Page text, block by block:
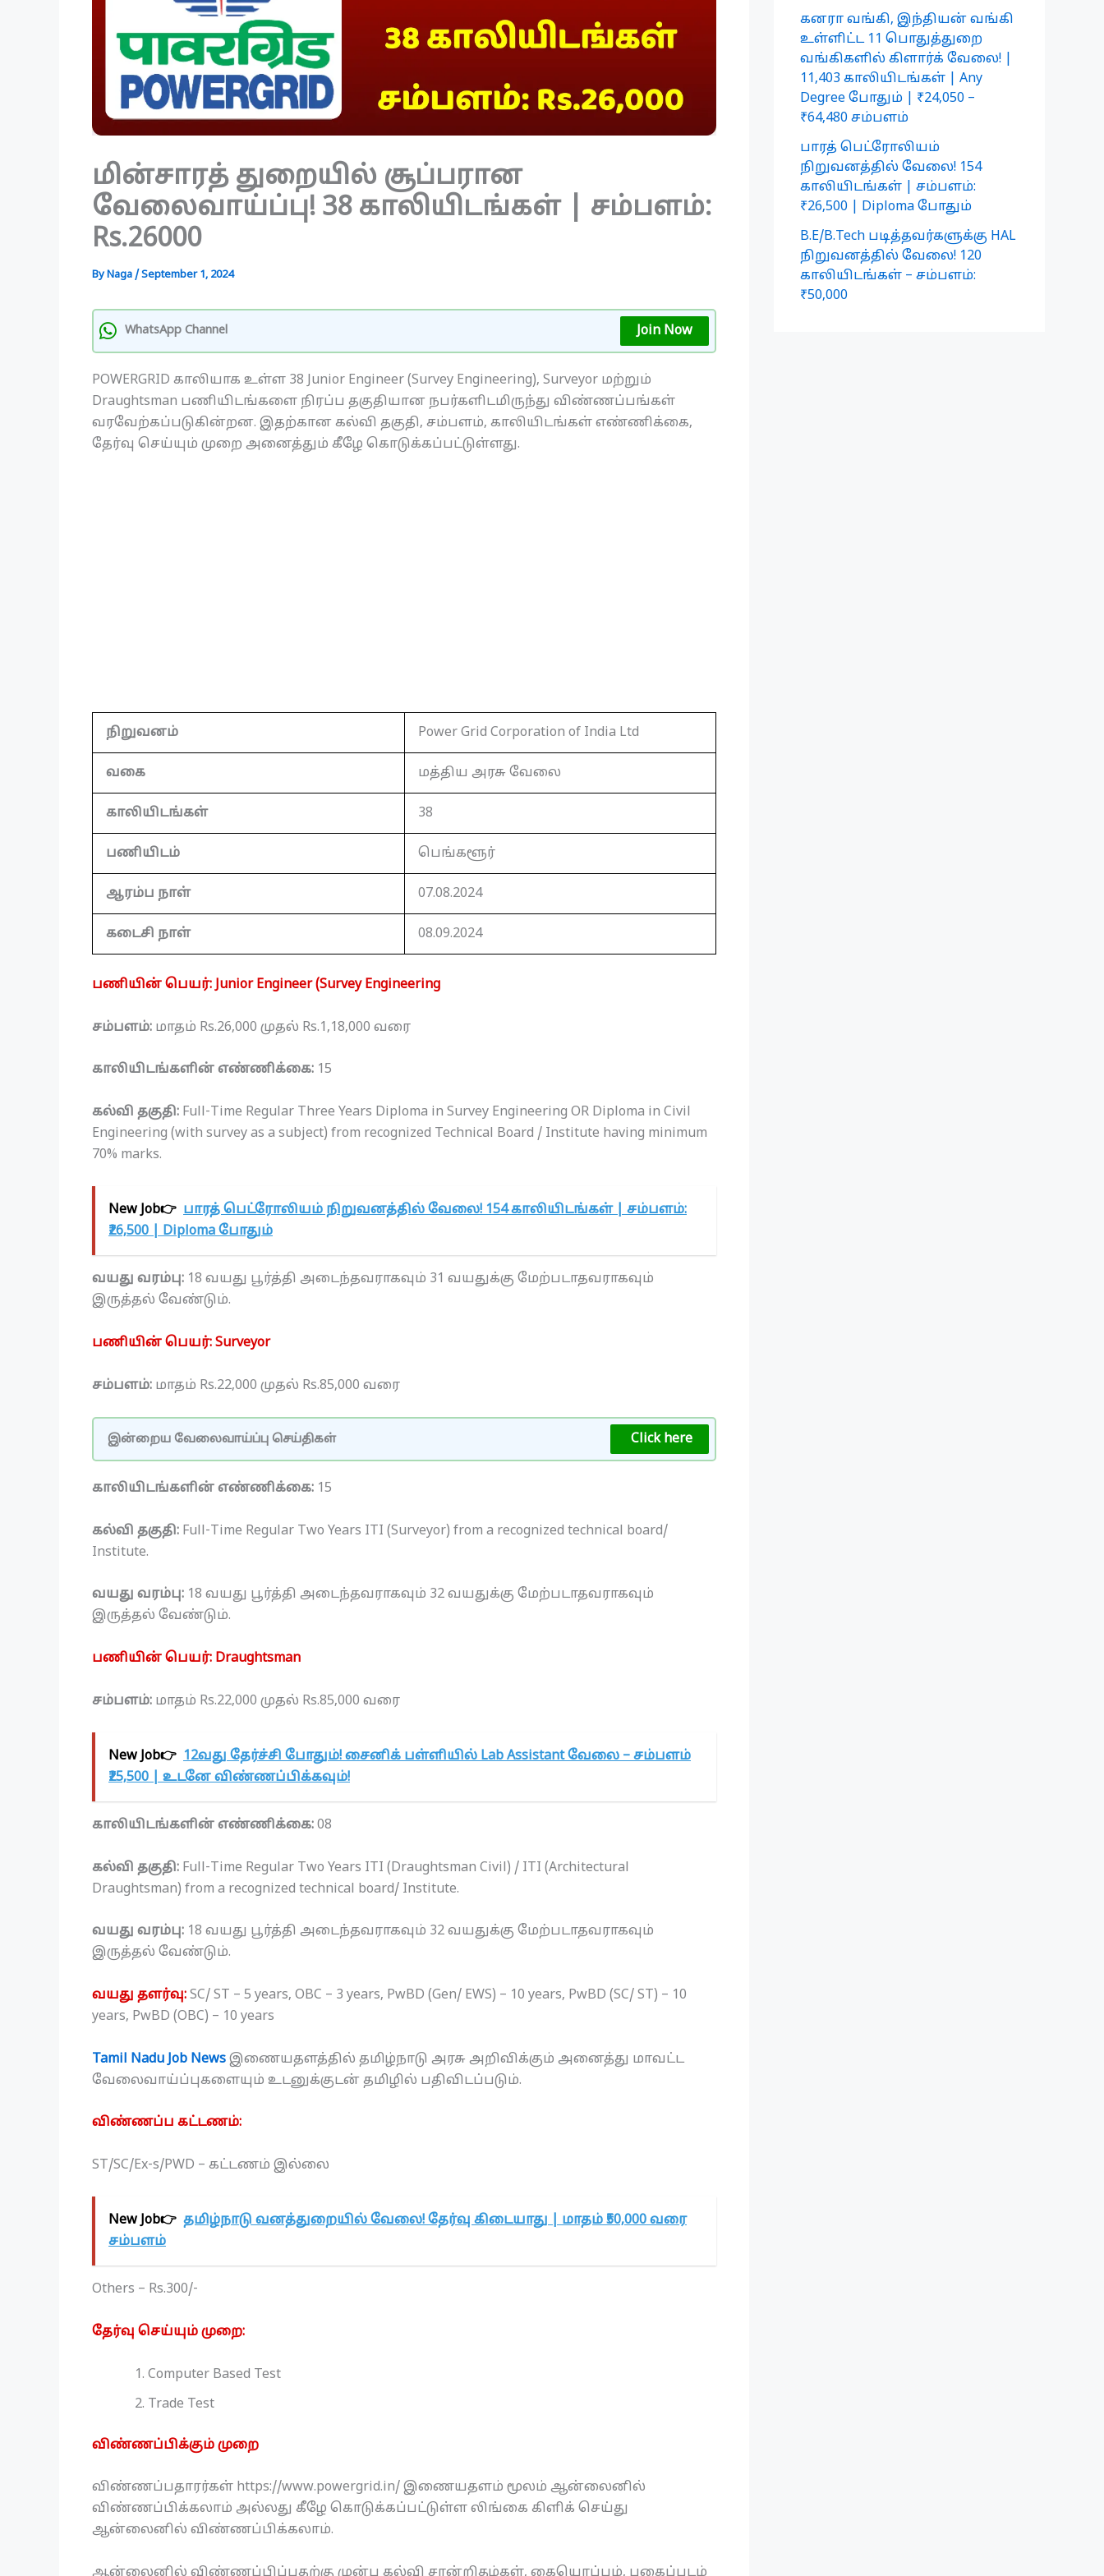
மின்சாரத் துறையில் சூப்பரான
வேலைவாய்ப்பு! 38 காலியிடங்கள் | சம்பளம்:
Rs.26000
ByNaga/September 1, 2024
WhatsApp Channel Join Now
POWERGRID காலியாக உள்ள 38 Junior Engineer (Survey Engineering), Surveyor மற்றும்
Draughtsman பணியிடங்களை நிரப்ப தகுதியான நபர்களிடமிருந்து விண்ணப்பங்கள்
வரவேற்கப்படுகின்றன. இதற்கான கல்வி தகுதி, சம்பளம், காலியிடங்கள் எண்ணிக்கை,
தேர்வு செய்யும் முறை அனைத்தும் கீழே கொடுக்கப்பட்டுள்ளது.
நிறுவனம் Power Grid Corporation of India Ltd
வகை மத்திய அரசு வேலை
காலியிடங்கள் 38
பணியிடம் பெங்களூர்
ஆரம்ப நாள் 07.08.2024
கடைசி நாள் 08.09.2024
பணியின் பெயர்: Junior Engineer (Survey Engineering
சம்பளம்: மாதம் Rs.26,000 முதல் Rs.1,18,000 வரை
காலியிடங்களின் எண்ணிக்கை: 15
கல்வி தகுதி: Full-Time Regular Three Years Diploma in Survey Engineering OR Diploma in Civil
Engineering (with survey as a subject) from recognized Technical Board / Institute having minimum
70% marks.
New Job👉 பாரத் பெட்ரோலியம் நிறுவனத்தில் வேலை! 154 காலியிடங்கள் | சம்பளம்:
₹26,500 | Diploma போதும்
வயது வரம்பு: 18 வயது பூர்த்தி அடைந்தவராகவும் 31 வயதுக்கு மேற்படாதவராகவும்
இருத்தல் வேண்டும்.
பணியின் பெயர்: Surveyor
சம்பளம்: மாதம் Rs.22,000 முதல் Rs.85,000 வரை
இன்றைய வேலைவாய்ப்பு செய்திகள் Click here
காலியிடங்களின் எண்ணிக்கை: 15
கல்வி தகுதி: Full-Time Regular Two Years ITI (Surveyor) from a recognized technical board/
Institute.
வயது வரம்பு: 18 வயது பூர்த்தி அடைந்தவராகவும் 32 வயதுக்கு மேற்படாதவராகவும்
இருத்தல் வேண்டும்.
பணியின் பெயர்: Draughtsman
சம்பளம்: மாதம் Rs.22,000 முதல் Rs.85,000 வரை
New Job👉 12வது தேர்ச்சி போதும்! சைனிக் பள்ளியில் Lab Assistant வேலை – சம்பளம்
₹25,500 | உடனே விண்ணப்பிக்கவும்!
காலியிடங்களின் எண்ணிக்கை: 08
கல்வி தகுதி: Full-Time Regular Two Years ITI (Draughtsman Civil) / ITI (Architectural
Draughtsman) from a recognized technical board/ Institute.
வயது வரம்பு: 18 வயது பூர்த்தி அடைந்தவராகவும் 32 வயதுக்கு மேற்படாதவராகவும்
இருத்தல் வேண்டும்.
வயது தளர்வு: SC/ ST – 5 years, OBC – 3 years, PwBD (Gen/ EWS) – 10 years, PwBD (SC/ ST) – 10
years, PwBD (OBC) – 10 years
Tamil Nadu Job News இணையதளத்தில் தமிழ்நாடு அரசு அறிவிக்கும் அனைத்து மாவட்ட
வேலைவாய்ப்புகளையும் உடனுக்குடன் தமிழில் பதிவிடப்படும்.
விண்ணப்ப கட்டணம்:
ST/SC/Ex-s/PWD – கட்டணம் இல்லை
New Job👉 தமிழ்நாடு வனத்துறையில் வேலை! தேர்வு கிடையாது | மாதம் ₹50,000 வரை
சம்பளம்
Others – Rs.300/-
தேர்வு செய்யும் முறை:
Computer Based Test
Trade Test
விண்ணப்பிக்கும் முறை
விண்ணப்பதாரர்கள் https://www.powergrid.in/ இணையதளம் மூலம் ஆன்லைனில்
விண்ணப்பிக்கலாம் அல்லது கீழே கொடுக்கப்பட்டுள்ள லிங்கை கிளிக் செய்து
ஆன்லைனில் விண்ணப்பிக்கலாம்.
ஆன்லைனில் விண்ணப்பிப்பதற்கு முன்பு கல்வி சான்றிதழ்கள், கையொப்பம், புகைப்படம்
கனரா வங்கி, இந்தியன் வங்கி
உள்ளிட்ட 11 பொதுத்துறை
வங்கிகளில் கிளார்க் வேலை! |
11,403 காலியிடங்கள் | Any
Degree போதும் | ₹24,050 –
₹64,480 சம்பளம்
பாரத் பெட்ரோலியம்
நிறுவனத்தில் வேலை! 154
காலியிடங்கள் | சம்பளம்:
₹26,500 | Diploma போதும்
B.E/B.Tech படித்தவர்களுக்கு HAL
நிறுவனத்தில் வேலை! 120
காலியிடங்கள் – சம்பளம்:
₹50,000